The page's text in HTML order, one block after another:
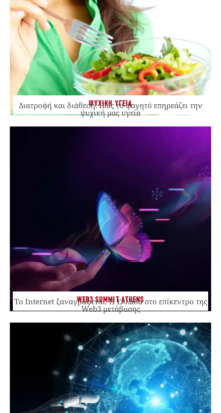
ΨΥΧΙΚΗ ΥΓΕΙΑ
Διατροφή και διάθεση: Πώς το φαγητό επηρεάζει την
ψυχική μας υγεία
WEB3 SUMMIT ATHENS
Το Internet ξαναγράφεται. Η Ελλάδα στο επίκεντρο της
Web3 μετάβασης